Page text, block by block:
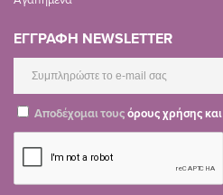
ΕΓΓΡΑΦΗ NEWSLETTER
Αποδέχομαι τουςόρους χρήσης